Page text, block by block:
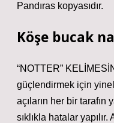
Pandıras kopyasıdır.
Köşe bucak
“NOTTER”
güçlendirmek için
açıların her bir tarafın
sıklıkla hatalar yapılır.